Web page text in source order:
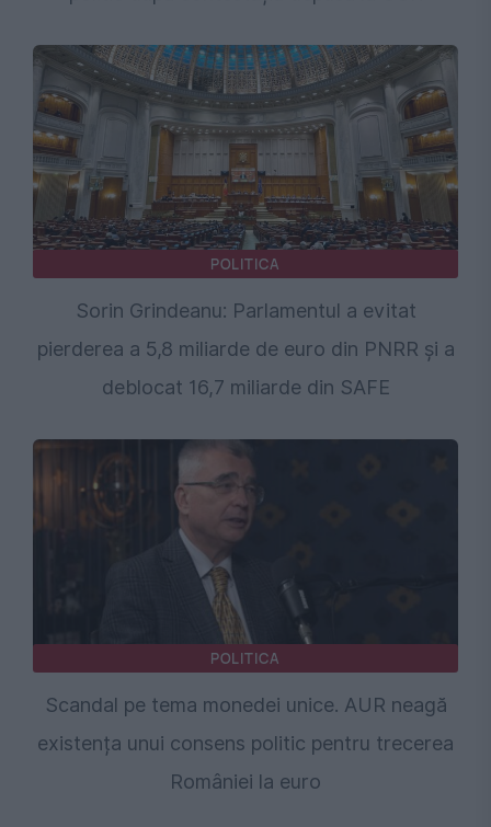
POLITICA
Sorin Grindeanu: Parlamentul a evitat
pierderea a 5,8 miliarde de euro din PNRR și a
deblocat 16,7 miliarde din SAFE
POLITICA
Scandal pe tema monedei unice. AUR neagă
existența unui consens politic pentru trecerea
României la euro